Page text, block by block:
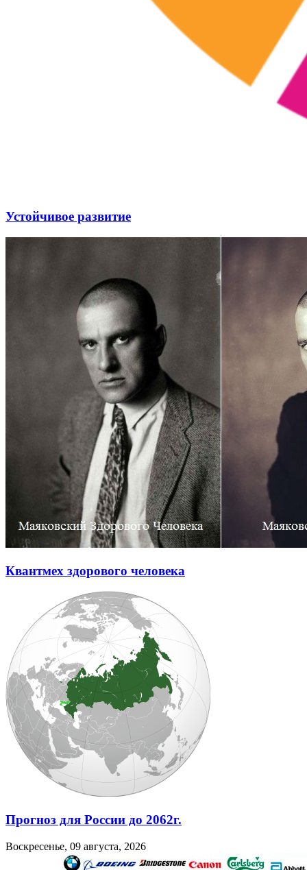
Устойчивое развитие
Квантмех здорового человека
Прогноз для России до 2062г.
Воскресенье, 09 августа, 2026